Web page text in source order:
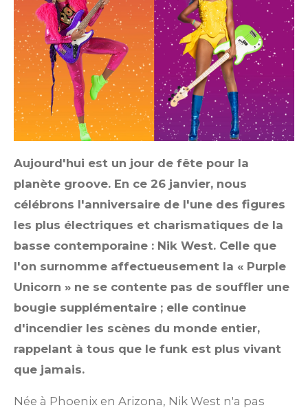
Aujourd'hui est un jour de fête pour la
planète groove. En ce 26 janvier, nous
célébrons l'anniversaire de l'une des figures
les plus électriques et charismatiques de la
basse contemporaine : Nik West. Celle que
l'on surnomme affectueusement la « Purple
Unicorn » ne se contente pas de souffler une
bougie supplémentaire ; elle continue
d'incendier les scènes du monde entier,
rappelant à tous que le funk est plus vivant
que jamais.
Née à Phoenix en Arizona, Nik West n'a pas